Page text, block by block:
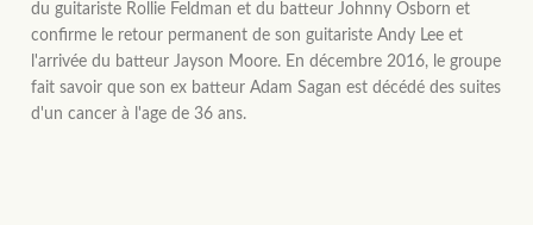
du guitariste Rollie Feldman et du batteur Johnny Osborn et
confirme le retour permanent de son guitariste Andy Lee et
l'arrivée du batteur Jayson Moore. En décembre 2016, le groupe
fait savoir que son ex batteur Adam Sagan est décédé des suites
d'un cancer à l'age de 36 ans.